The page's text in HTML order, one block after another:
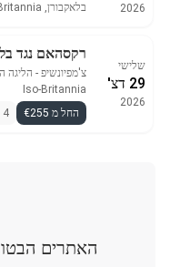
2026
בלאקבורן, Iso-Britannia
שלישי
29 דצ'
2026
רקסהאם נגד
צ'מפיונשיפ - הליגה
Iso-Britannia
החל מ €255
4 כרטיסים זמינים
האתרים